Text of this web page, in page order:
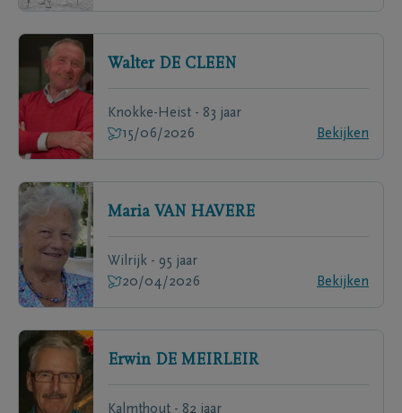
Walter DE CLEEN
Knokke-Heist - 83 jaar
15/06/2026
Bekijken
Maria VAN HAVERE
Wilrijk - 95 jaar
20/04/2026
Bekijken
Erwin DE MEIRLEIR
Kalmthout - 82 jaar